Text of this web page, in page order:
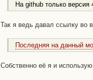
На github только версия
Так я ведь давал ссылку во
Последняя на данный
Собственно её я и